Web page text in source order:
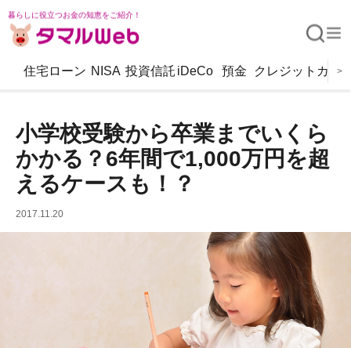
暮らしに役立つお金の知恵をご紹介！
住宅ローン NISA 投資信託 iDeCo 預金 クレジットカー
>
小学校受験から卒業までいくら
かかる？6年間で1,000万円を超
えるケースも！？
2017.11.20